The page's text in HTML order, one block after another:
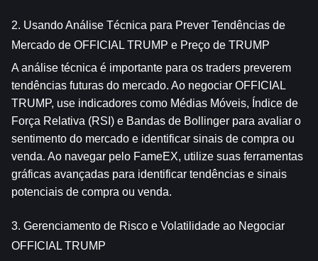
2. Usando Análise Técnica para Prever Tendências de
Mercado de OFFICIAL TRUMP e Preço de TRUMP
A análise técnica é importante para os traders preverem
tendências futuras do mercado. Ao negociar OFFICIAL
TRUMP, use indicadores como Médias Móveis, Índice de
Força Relativa (RSI) e Bandas de Bollinger para avaliar o
sentimento do mercado e identificar sinais de compra ou
venda. Ao navegar pelo FameEX, utilize suas ferramentas
gráficas avançadas para identificar tendências e sinais
potenciais de compra ou venda.
3. Gerenciamento de Risco e Volatilidade ao Negociar
OFFICIAL TRUMP